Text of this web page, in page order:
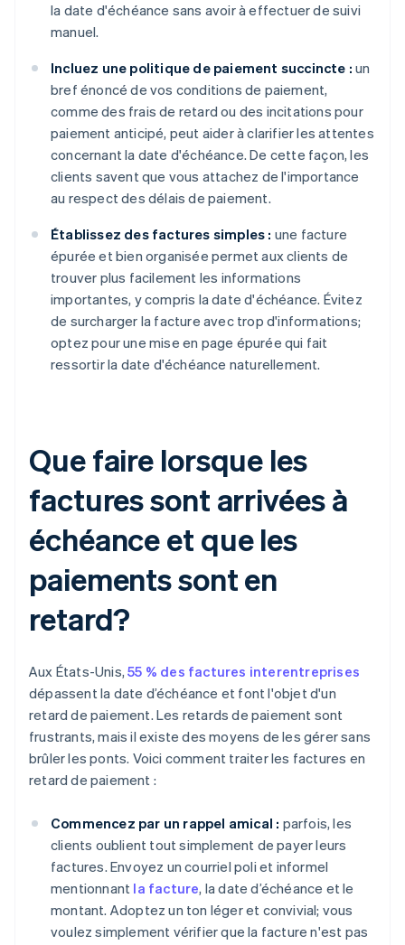
la date d'échéance sans avoir à effectuer de suivi
manuel.
Incluez une politique de paiement succincte : un
bref énoncé de vos conditions de paiement,
comme des frais de retard ou des incitations pour
paiement anticipé, peut aider à clarifier les attentes
concernant la date d'échéance. De cette façon, les
clients savent que vous attachez de l'importance
au respect des délais de paiement.
Établissez des factures simples : une facture
épurée et bien organisée permet aux clients de
trouver plus facilement les informations
importantes, y compris la date d'échéance. Évitez
de surcharger la facture avec trop d'informations;
optez pour une mise en page épurée qui fait
ressortir la date d'échéance naturellement.
Que faire lorsque les
factures sont arrivées à
échéance et que les
paiements sont en
retard?
Aux États-Unis,55 % des factures interentreprises
dépassent la date d’échéance et font l'objet d'un
retard de paiement. Les retards de paiement sont
frustrants, mais il existe des moyens de les gérer sans
brûler les ponts. Voici comment traiter les factures en
retard de paiement :
Commencez par un rappel amical : parfois, les
clients oublient tout simplement de payer leurs
factures. Envoyez un courriel poli et informel
mentionnant la facture, la date d’échéance et le
montant. Adoptez un ton léger et convivial; vous
voulez simplement vérifier que la facture n'est pas